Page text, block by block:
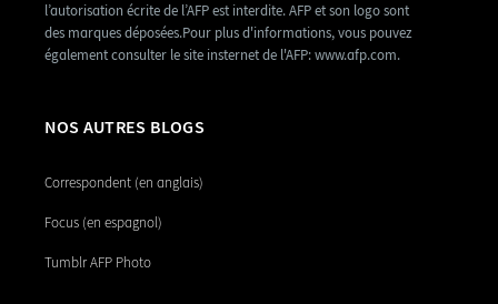
l’autorisation écrite de l’AFP est interdite. AFP et son logo sont
des marques déposées.Pour plus d'informations, vous pouvez
également consulter le site insternet de l'AFP: www.afp.com.
NOS AUTRES BLOGS
Correspondent (en anglais)
Focus (en espagnol)
Tumblr AFP Photo